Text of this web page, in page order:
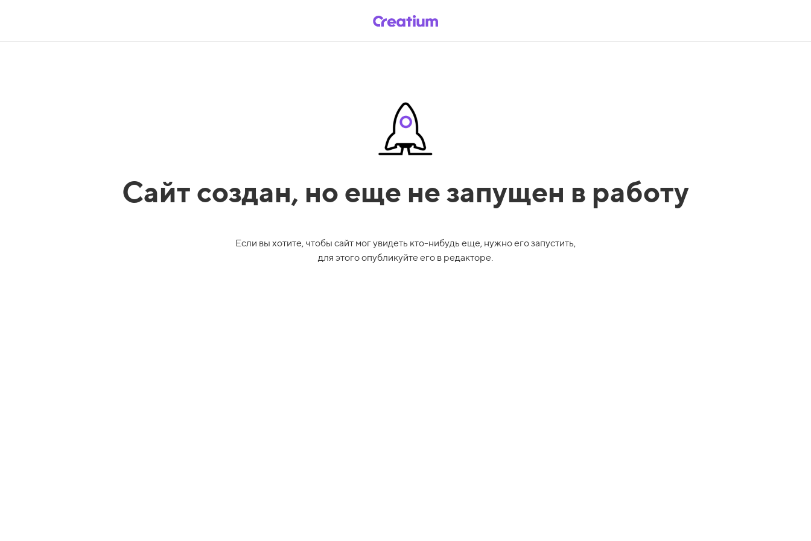
Сайт создан, но еще не запущен в работу
Если вы хотите, чтобы сайт мог увидеть кто-нибудь еще, нужно его запустить,
для этого опубликуйте его в редакторе.